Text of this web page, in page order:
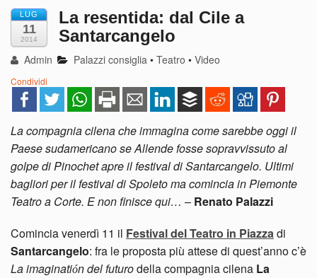
LUG
11
2014
La resentida: dal Cile a
Santarcangelo
Admin Palazzi consiglia •Teatro •Video
Condividi
La compagnia cilena che immagina come sarebbe oggi il
Paese sudamericano se Allende fosse sopravvissuto al
golpe di Pinochet apre il festival di Santarcangelo. Ultimi
bagliori per il festival di Spoleto ma comincia in Piemonte
Teatro a Corte. E non finisce qui… – Renato Palazzi
Comincia venerdì 11 il Festival del Teatro in Piazzadi
Santarcangelo: fra le proposta più attese di quest’anno c’è
La imaginatión del futurodella compagniacilena La